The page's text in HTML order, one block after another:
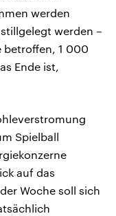
werden
werden –
betroffen, 1 000
Ende ist,
Spielball
auf das
Woche soll sich